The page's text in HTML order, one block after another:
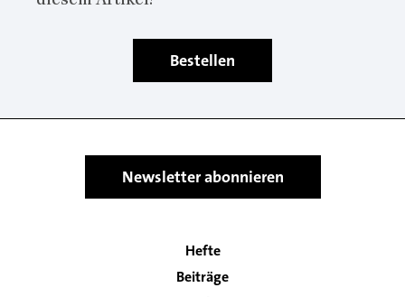
Bestellen
Main
Hefte
Beiträge
Newsletter abonnieren